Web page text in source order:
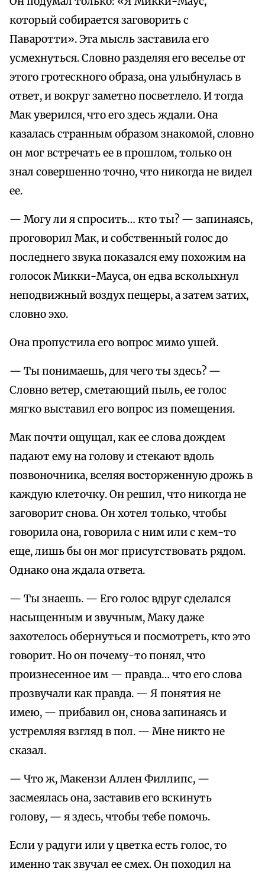
который собирается заговорить с
Паваротти». Эта мысль заставила его
усмехнуться. Словно разделяя его веселье от
этого гротескного образа, она улыбнулась в
ответ, и вокруг заметно посветлело. И тогда
Мак уверился, что его здесь ждали. Она
казалась странным образом знакомой, словно
он мог встречать ее в прошлом, только он
знал совершенно точно, что никогда не видел
ее.
— Могу ли я спросить… кто ты? — запинаясь,
проговорил Мак, и собственный голос до
последнего звука показался ему похожим на
голосок Микки-Мауса, он едва всколыхнул
неподвижный воздух пещеры, а затем затих,
словно эхо.
Она пропустила его вопрос мимо ушей.
— Ты понимаешь, для чего ты здесь? —
Словно ветер, сметающий пыль, ее голос
мягко выставил его вопрос из помещения.
Мак почти ощущал, как ее слова дождем
падают ему на голову и стекают вдоль
позвоночника, вселяя восторженную дрожь в
каждую клеточку. Он решил, что никогда не
заговорит снова. Он хотел только, чтобы
говорила она, говорила с ним или с кем-то
еще, лишь бы он мог присутствовать рядом.
Однако она ждала ответа.
— Ты знаешь. — Его голос вдруг сделался
насыщенным и звучным, Маку даже
захотелось обернуться и посмотреть, кто это
говорит. Но он почему-то понял, что
произнесенное им — правда… что его слова
прозвучали как правда. — Я понятия не
имею, — прибавил он, снова запинаясь и
устремляя взгляд в пол. — Мне никто не
сказал.
— Что ж, Макензи Аллен Филлипс, —
засмеялась она, заставив его вскинуть
голову, — я здесь, чтобы тебе помочь.
Если у радуги или у цветка есть голос, то
именно так звучал ее смех. Он походил на